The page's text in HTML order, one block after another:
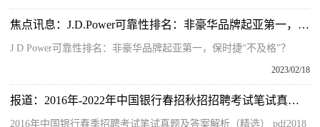
焦点讯息：J.D.Power可靠性排名：非豪华品牌起亚第一，保时捷“不及格”？
J D Power可靠性排名：非豪华品牌起亚第一，保时捷“不及格”？
2023/02/18
报道：2016年-2022年中国银行春招秋招招聘考试笔试真题7套
2016年中国银行春季招聘考试笔试真题及答案解析（精选） pdf2018